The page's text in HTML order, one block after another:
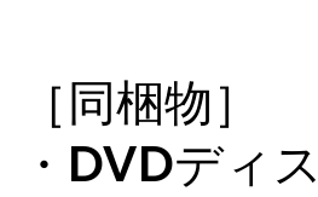
［同梱物］
・DVDディ